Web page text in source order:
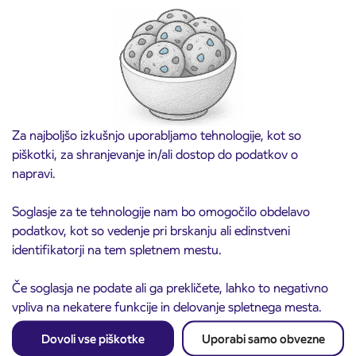
Za najboljšo izkušnjo uporabljamo tehnologije, kot so
piškotki, za shranjevanje in/ali dostop do podatkov o
napravi.
Soglasje za te tehnologije nam bo omogočilo obdelavo
podatkov, kot so vedenje pri brskanju ali edinstveni
identifikatorji na tem spletnem mestu.
Če soglasja ne podate ali ga prekličete, lahko to negativno
vpliva na nekatere funkcije in delovanje spletnega mesta.
Dovoli vse piškotke Uporabi samo obvezne
vozovnic za šolsko leto 2026/2027 se začne
3. 8. 2026
Obvestilo o popolni zapori ceste
ČEŠNJEVEK – TRATA
Kranj